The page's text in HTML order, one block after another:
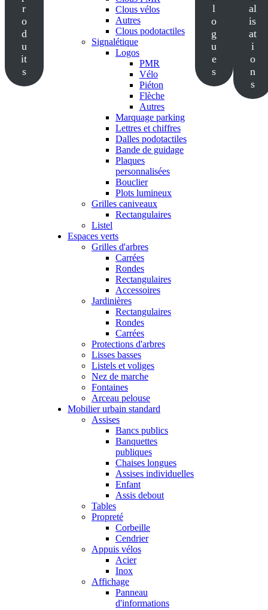
r
o
d
u
it
s
Clous vélos
Autres
Clous podotactiles
Signalétique
Logos
PMR
Vélo
Piéton
Flèche
Autres
Marquage parking
Lettres et chiffres
Dalles podotactiles
Bande de guidage
Plaques
personnalisées
Bouclier
Plots lumineux
Grilles caniveaux
Rectangulaires
Listel
Espaces verts
Grilles d'arbres
Carrées
Rondes
Rectangulaires
Accessoires
Jardinières
Rectangulaires
Rondes
Carrées
Protections d'arbres
Lisses basses
Listels et voliges
Nez de marche
Fontaines
Arceau pelouse
Mobilier urbain standard
Assises
Bancs publics
Banquettes
publiques
Chaises longues
Assises individuelles
Enfant
Assis debout
Tables
Propreté
Corbeille
Cendrier
Appuis vélos
Acier
Inox
Affichage
Panneau
d'informations
l
o
g
u
e
s
al
is
at
i
o
n
s